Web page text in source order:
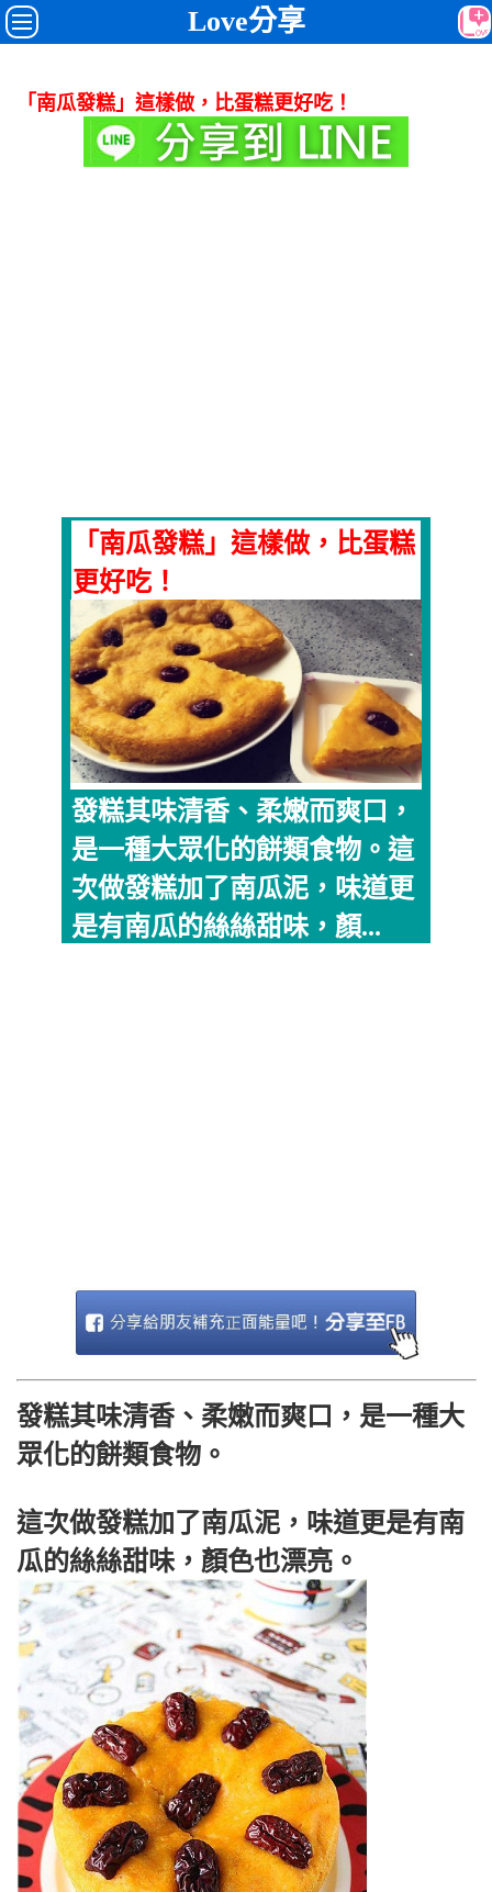
Love分享
「南瓜發糕」這樣做，比蛋糕更好吃！
「南瓜發糕」這樣做，比蛋糕
更好吃！
發糕其味清香、柔嫩而爽口，
是一種大眾化的餅類食物。這
次做發糕加了南瓜泥，味道更
是有南瓜的絲絲甜味，顏...
發糕其味清香、柔嫩而爽口，是一種大
眾化的餅類食物。
這次做發糕加了南瓜泥，味道更是有南
瓜的絲絲甜味，顏色也漂亮。